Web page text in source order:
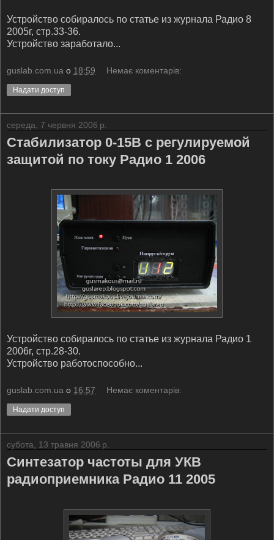
Устройство собиралось по статье из журнала Радио 8
2005г, стр.33-36.
Устройство заработало...
guslab.com.ua о 18:59 Немає коментарів:
Надати доступ
середа, 7 червня 2006 р.
Стабилизатор 0-15В с регулируемой
защитой по току Радио 1 2006
Устройство собиралось по статье из журнала Радио 1
2006г, стр.28-30.
Устройство работоспособно...
guslab.com.ua о 16:57 Немає коментарів:
Надати доступ
субота, 13 травня 2006 р.
Синтезатор частоты для УКВ
радиоприемника Радио 11 2005